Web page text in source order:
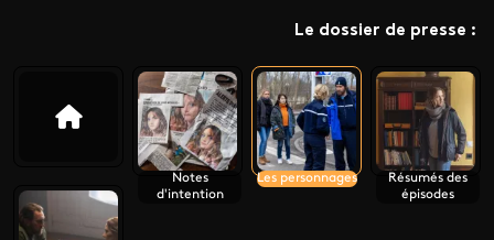
Le dossier de presse :
Notes
d'intention
Les personnages
Résumés des
épisodes